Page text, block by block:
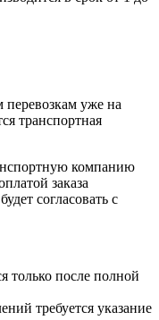
уже на
транспортная
компанию
заказа
согласовать с
только после полной
требуется указание